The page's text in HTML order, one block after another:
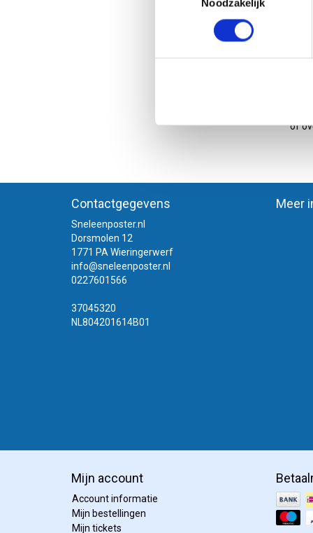
Noodzakelijk
wilt
U
of
Contactgegevens
Sneleenposter.nl
Dorsmolen 12
1771 PA Wieringerwerf
info@sneleenposter.nl
0227601566
37045320
NL804201614B01
Meer
Mijn account
Account informatie
Mijn bestellingen
Mijn tickets